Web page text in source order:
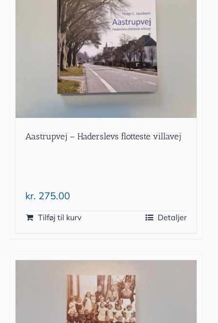
Aastrupvej – Haderslevs flotteste villavej
kr. 275.00
Tilføj til kurv Detaljer